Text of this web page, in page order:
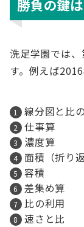
勝負の鍵
洗足学園では
す。例えば
線分図と比
仕事算
濃度算
面積（折り返
容積
差集め算
比の利用
速さと比